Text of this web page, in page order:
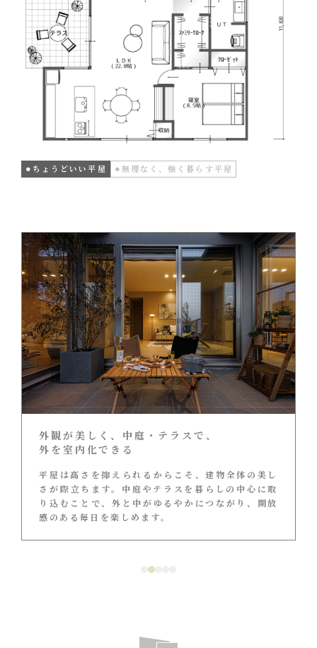
⚫︎ちょうどいい平屋 ⚫︎無理なく、強く暮らす平屋
外観が美しく、 中庭・テラスで、
外を室内化できる
平屋は高さを抑えられるからこそ、建物全体の美し
さが際立ちます。中庭やテラスを暮らしの中心に取
り込むことで、外と中がゆるやかにつながり、開放
感のある毎日を楽しめます。